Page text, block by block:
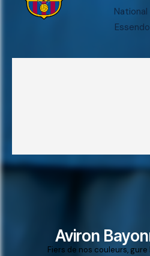
National
Aviron
Fiers de nos couleurs,